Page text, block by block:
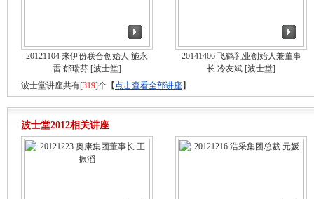
20121104 来伊份联合创始人 施永
雷 郁瑞芬 [波士堂]
20141406 飞鹤乳业创始人兼董事
长 冷友斌 [波士堂]
波士堂讲座共有[319]个【 点击查看全部讲座】
波士堂2012相关讲座